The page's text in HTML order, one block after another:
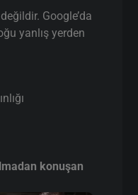
Google’da
yanlış yerden
konuşan